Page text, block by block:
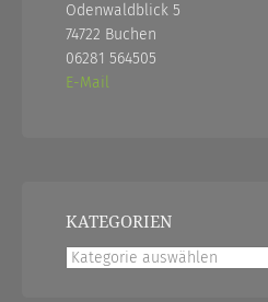
Odenwaldblick 5
74722 Buchen
06281 564505
E-Mail
KATEGORIEN
Kategorien